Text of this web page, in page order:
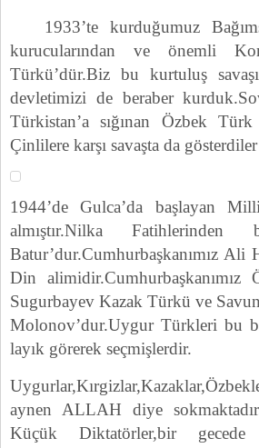
1933’te kurduğumuz
kurucularından ve önemli
Türkü’dür.Biz bu kurtuluş
devletimizi de beraber
Türkistan’a sığınan Özbek
Çinlilere karşı savaşta da
1944’de Gulca’da başlayan
almıştır.Nilka
Batur’dur.Cumhurbaşkanımız
Din
Sugurbayev Kazak Türkü ve
Molonov’dur.Uygur Türkleri bu
layık görerek seçmişlerdir.
aynen ALLAH diye
Küçük Diktatörler,bir